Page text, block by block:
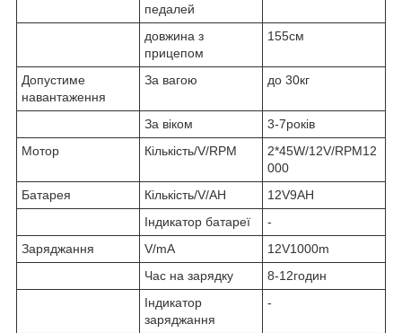
педалей
довжина з
прицепом
155см
Допустиме
навантаження
За вагою до 30кг
За віком
3-7років
Мотор
Кількість/V/RPM
2*45W/12V/RPM12
000
Батарея
Кількість/V/AH
12V9AH
Індикатор батареї
-
Заряджання
V/mA
12V1000m
Час на зарядку
8-12годин
Індикатор
заряджання
-